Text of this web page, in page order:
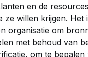
en de
ze willen krijgen. Het
organisatie om
met behoud van
om te bepalen